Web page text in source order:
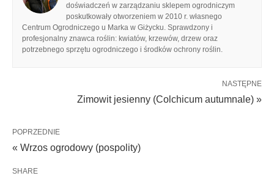
doświadczeń w zarządzaniu sklepem ogrodniczym
poskutkowały otworzeniem w 2010 r. własnego
Centrum Ogrodniczego u Marka w Giżycku. Sprawdzony i
profesjonalny znawca roślin: kwiatów, krzewów, drzew oraz
potrzebnego sprzętu ogrodniczego i środków ochrony roślin.
NASTĘPNE
Zimowit jesienny (Colchicum autumnale) »
POPRZEDNIE
« Wrzos ogrodowy (pospolity)
SHARE